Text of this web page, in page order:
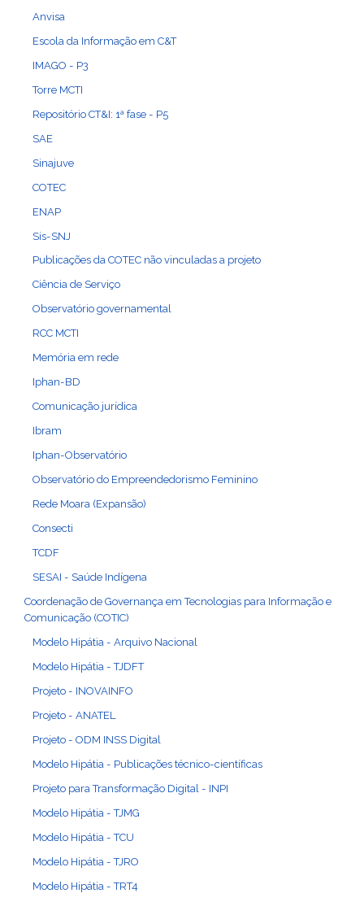
Anvisa
Escola da Informação em C&T
IMAGO - P3
Torre MCTI
Repositório CT&I: 1ª fase - P5
SAE
Sinajuve
COTEC
ENAP
Sis-SNJ
Publicações da COTEC não vinculadas a projeto
Ciência de Serviço
Observatório governamental
RCC MCTI
Memória em rede
Iphan-BD
Comunicação jurídica
Ibram
Iphan-Observatório
Observatório do Empreendedorismo Feminino
Rede Moara (Expansão)
Consecti
TCDF
SESAI - Saúde Indígena
Coordenação de Governança em Tecnologias para Informação e
Comunicação (COTIC)
Modelo Hipátia - Arquivo Nacional
Modelo Hipátia - TJDFT
Projeto - INOVAINFO
Projeto - ANATEL
Projeto - ODM INSS Digital
Modelo Hipátia - Publicações técnico-científicas
Projeto para Transformação Digital - INPI
Modelo Hipátia - TJMG
Modelo Hipátia - TCU
Modelo Hipátia - TJRO
Modelo Hipátia - TRT4